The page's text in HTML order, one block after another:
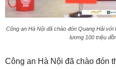
Công an Hà Nội đã chào đón Quang Hải
lương 100 triệu
Công an Hà Nội đã chào đón